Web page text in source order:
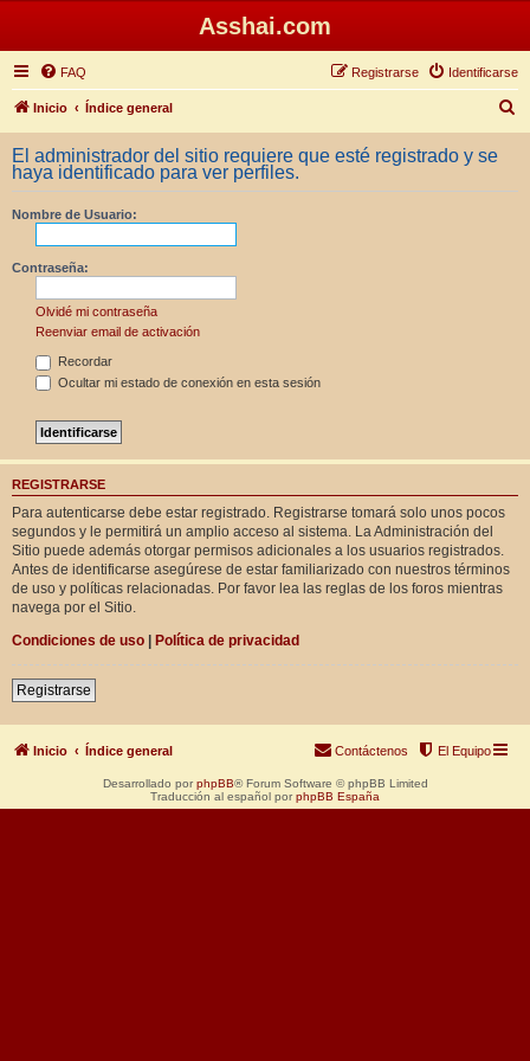
Asshai.com
FAQ Identificarse
Registrarse
Inicio Índice general
u
c
El administrador del sitio requiere que esté registrado y se
haya identificado para ver perfiles.
Nombre de Usuario:
Contraseña:
Olvidé mi contraseña
Reenviar email de activación
Recordar
Ocultar mi estado de conexión en esta sesión
REGISTRARSE
Para autenticarse debe estar registrado. Registrarse tomará solo unos pocos
segundos y le permitirá un amplio acceso al sistema. La Administración del
Sitio puede además otorgar permisos adicionales a los usuarios registrados.
Antes de identificarse asegúrese de estar familiarizado con nuestros términos
de uso y políticas relacionadas. Por favor lea las reglas de los foros mientras
navega por el Sitio.
Condiciones de uso | Política de privacidad
Registrarse
Inicio Índice general El Equipo
Contáctenos
Desarrollado por phpBB® Forum Software © phpBB Limited
Traducción al español por phpBB España